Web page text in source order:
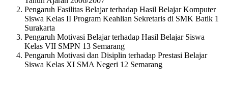
Pengaruh Fasilitas Belajar terhadap Hasil Belajar Komputer
Siswa Kelas II Program Keahlian Sekretaris di SMK Batik 1
Surakarta
Pengaruh Motivasi Belajar terhadap Hasil Belajar Siswa
Kelas VII SMPN 13 Semarang
Pengaruh Motivasi dan Disiplin terhadap Prestasi Belajar
Siswa Kelas XI SMA Negeri 12 Semarang